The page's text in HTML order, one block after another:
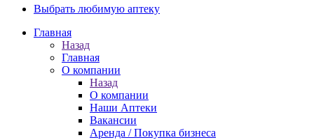
Выбрать любимую аптеку
Главная
Назад
Главная
О компании
Назад
О компании
Наши Аптеки
Вакансии
Аренда / Покупка бизнеса